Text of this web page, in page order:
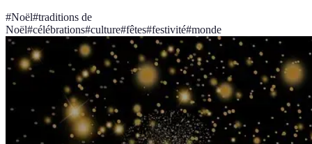
#Noël#traditions de
Noël#célébrations#culture#fêtes#festivité#monde